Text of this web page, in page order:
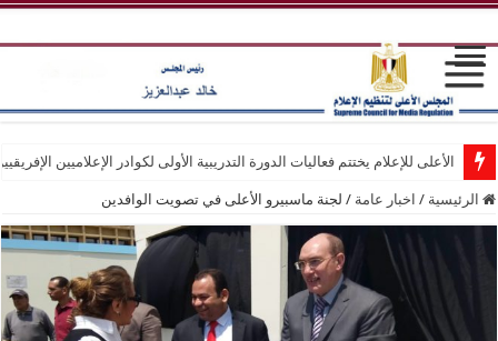
الأعلى للإعلام يختتم فعاليات الدورة التدريبية الأولى لكوادر الإعلاميين
الرئيسية / اخبار عامة / لجنة ماسبيرو الأعلى في تصويت الوافدين